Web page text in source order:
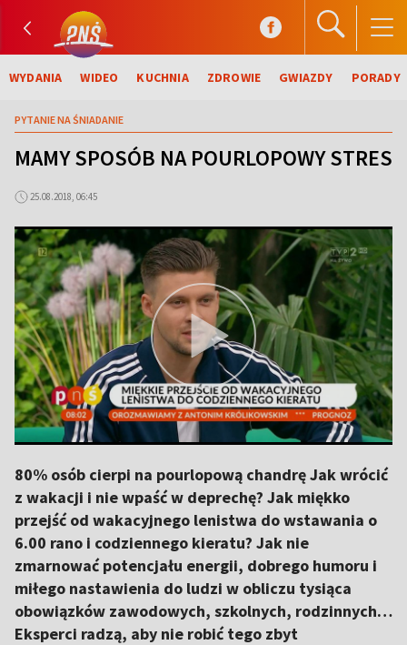
WYDANIA WIDEO KUCHNIA ZDROWIE GWIAZDY PORADY
PYTANIE NA ŚNIADANIE
MAMY SPOSÓB NA POURLOPOWY STRES
25.08.2018, 06:45
80% osób cierpi na pourlopową chandrę Jak wrócić
z wakacji i nie wpaść w deprechę? Jak miękko
przejść od wakacyjnego lenistwa do wstawania o
6.00 rano i codziennego kieratu? Jak nie
zmarnować potencjału energii, dobrego humoru i
miłego nastawienia do ludzi w obliczu tysiąca
obowiązków zawodowych, szkolnych, rodzinnych…
Eksperci radzą, aby nie robić tego zbyt